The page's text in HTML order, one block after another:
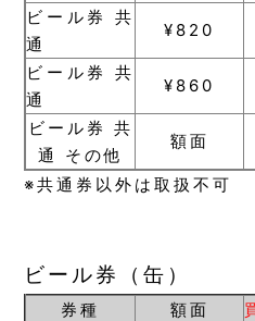
ビール券 共
通
¥820
ビール券 共
通
¥860
ビール券 共
通 その他
額面
※共通券以外は取扱不可
ビール券（缶）
券種 額面